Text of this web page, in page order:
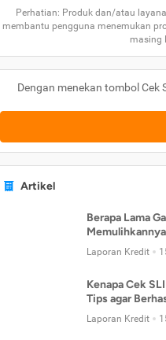
Perhatian: Produk dan/atau
membantu pengguna menemukan
masing
Dengan menekan tombol Cek
Artikel
Berapa Lama
Memulihkannya
Laporan Kredit
Kenapa Cek
Tips agar
Laporan Kredit